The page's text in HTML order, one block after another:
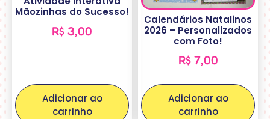
Mãozinhas do Sucesso!
R$ 3,00
Adicionar ao
carrinho
Calendários Natalinos
2026 – Personalizados
com Foto!
R$7,00
Adicionar ao
carrinho